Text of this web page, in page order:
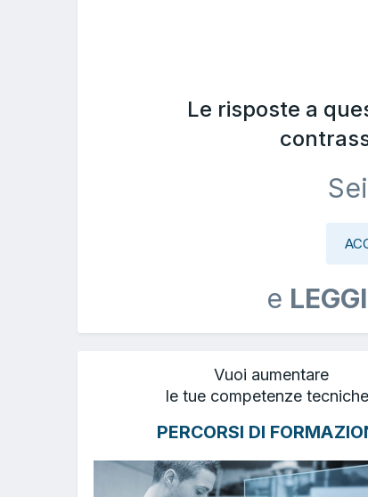
Le risposte a
e
Vuoi aumentare
le tue competenze
PERCORSI DI